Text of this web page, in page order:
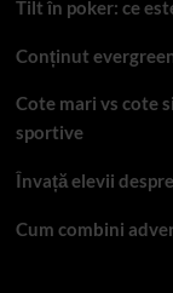
Tilt în poker: ce
Conținut
Cote mari vs cote
sportive
Învață elevii
Cum combini